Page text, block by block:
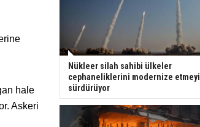
hale
Askeri
Nükleer silah sahibi ülkeler
cephaneliklerini modernize etmeyi
sürdürüyor